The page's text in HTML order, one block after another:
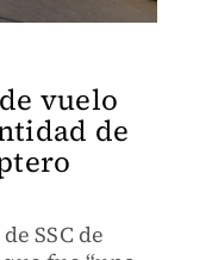
vuelo
de
SSC de